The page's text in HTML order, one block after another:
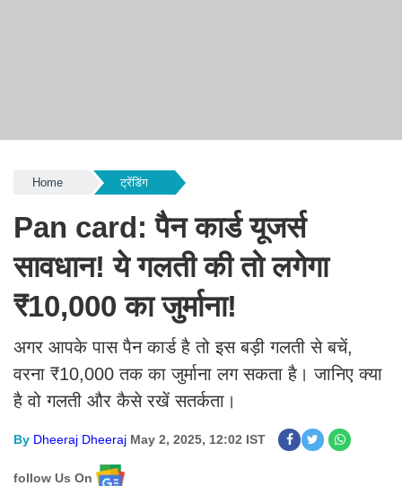
Home ट्रेंडिंग
Pan card: पैन कार्ड यूजर्स
सावधान! ये गलती की तो लगेगा
₹10,000 का जुर्माना!
अगर आपके पास पैन कार्ड है तो इस बड़ी गलती से बचें,
वरना ₹10,000 तक का जुर्माना लग सकता है। जानिए क्या
है वो गलती और कैसे रखें सतर्कता।
By Dheeraj Dheeraj May 2, 2025, 12:02 IST
follow Us On